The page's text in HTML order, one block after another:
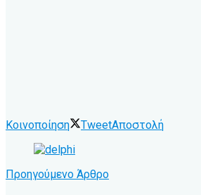
Κοινοποίηση TweetΑποστολή
Προηγούμενο Άρθρο